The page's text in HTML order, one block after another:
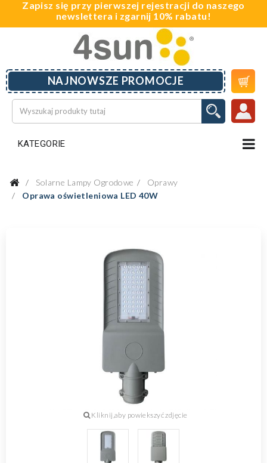
Zapisz się przy pierwszej rejestracji do naszego
newslettera i zgarnij 10% rabatu!
KATEGORIE
NAJNOWSZE PROMOCJE 
Solarne Lampy Ogrodowe
Oprawy
Oprawa oświetleniowa LED 40W